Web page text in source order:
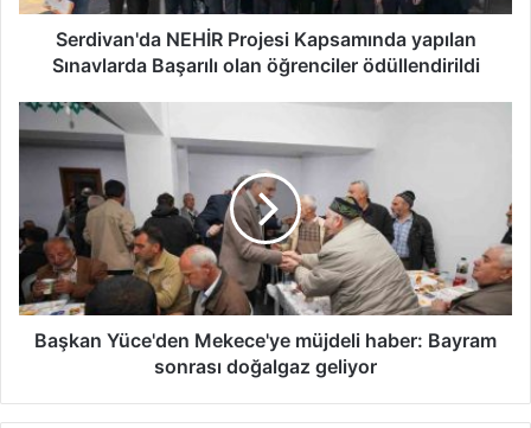
öğrenciler
ödüllendirildi
Serdivan'da NEHİR Projesi Kapsamında yapılan
Sınavlarda Başarılı olan öğrenciler ödüllendirildi
Başkan
Yüce'den
Mekece'ye
müjdeli
haber:
Bayram
sonrası
doğalgaz
geliyor
Başkan Yüce'den Mekece'ye müjdeli haber: Bayram
sonrası doğalgaz geliyor